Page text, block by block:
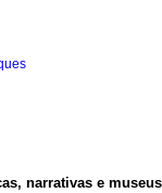
narrativas e